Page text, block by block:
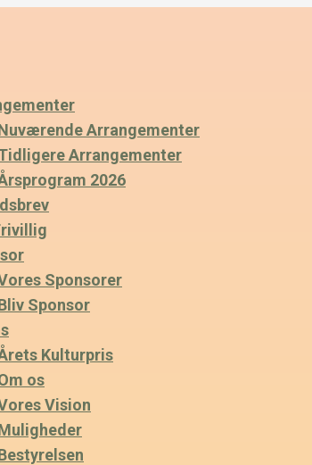
Arrangementer
Arrangementer
2026
Sponsorer
Sponsor
Kulturpris
os
Vision